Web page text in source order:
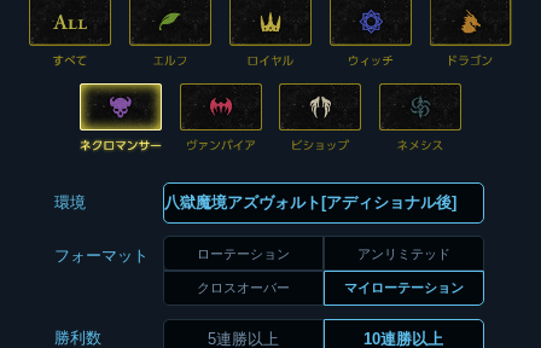
環境
フォーマット ローテーション アンリミテッド
クロスオーバー マイローテーション
勝利数 5連勝以上 10連勝以上